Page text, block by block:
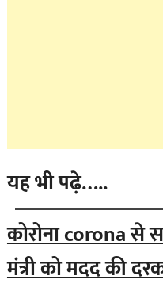
यह भी पढ़े…..
कोरोना corona से
मंत्री को मदद की